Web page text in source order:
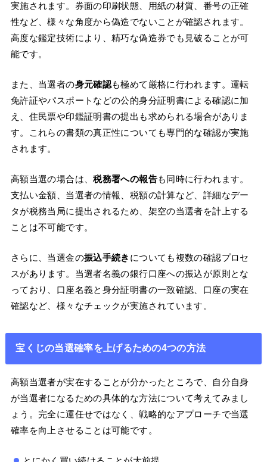
実施されます。券面の印刷状態、用紙の材質、番号の正確
性など、様々な角度から偽造でないことが確認されます。
高度な鑑定技術により、精巧な偽造券でも見破ることが可
能です。
また、当選者の身元確認も極めて厳格に行われます。運転
免許証やパスポートなどの公的身分証明書による確認に加
え、住民票や印鑑証明書の提出も求められる場合がありま
す。これらの書類の真正性についても専門的な確認が実施
されます。
高額当選の場合は、税務署への報告も同時に行われます。
支払い金額、当選者の情報、税額の計算など、詳細なデー
タが税務当局に提出されるため、架空の当選者を計上する
ことは不可能です。
さらに、当選金の振込手続き についても複数の確認プロセ
スがあります。当選者名義の銀行口座への振込が原則とな
っており、口座名義と身分証明書の一致確認、口座の実在
確認など、様々なチェックが実施されています。
宝くじの当選確率を上げるための4つの方法
高額当選者が実在することが分かったところで、自分自身
が当選者になるための具体的な方法について考えてみまし
ょう。完全に運任せではなく、戦略的なアプローチで当選
確率を向上させることは可能です。